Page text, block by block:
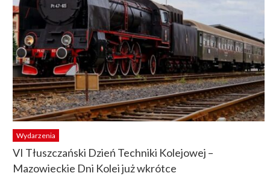
Wydarzenia
VI Tłuszczański Dzień Techniki Kolejowej –
Mazowieckie Dni Kolei już wkrótce